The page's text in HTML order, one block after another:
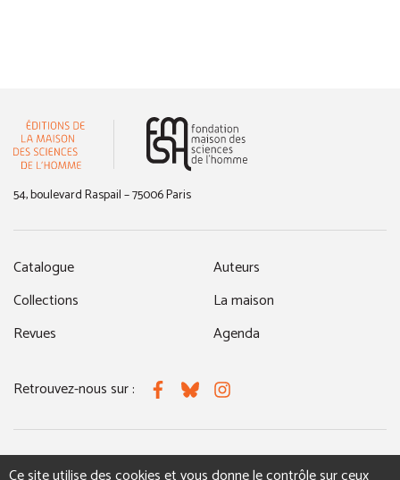
54, boulevard Raspail – 75006 Paris
Catalogue
Collections
Revues
Auteurs
La maison
Agenda
Retrouvez-nous sur : FacebookBlueskyInstagram